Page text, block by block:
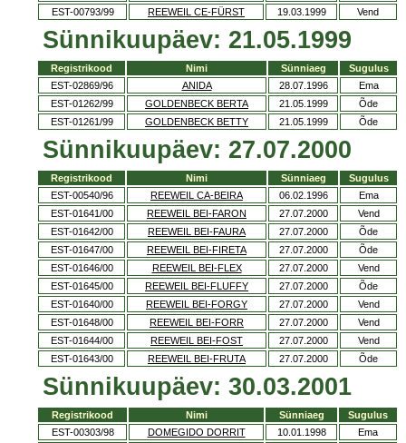
EST-00793/99
REEWEIL CE-FÜRST 19.03.1999 Vend
Sünnikuupäev: 21.05.1999
Registrikood Nimi Sünniaeg
Sugulus
EST-02869/96
ANIDA 28.07.1996
Ema
EST-01262/99
GOLDENBECK BERTA 21.05.1999
Õde
EST-01261/99
GOLDENBECK BETTY 21.05.1999 Õde
Sünnikuupäev: 27.07.2000
Registrikood Nimi Sünniaeg
Sugulus
EST-00540/96
REEWEIL CA-BEIRA 06.02.1996
Ema
EST-01641/00
REEWEIL BEI-FARON 27.07.2000
Vend
EST-01642/00
REEWEIL BEI-FAURA 27.07.2000
Õde
EST-01647/00
REEWEIL BEI-FIRETA 27.07.2000
Õde
EST-01646/00
REEWEIL BEI-FLEX 27.07.2000
Vend
EST-01645/00
REEWEIL BEI-FLUFFY 27.07.2000
Õde
EST-01640/00
REEWEIL BEI-FORGY 27.07.2000
Vend
EST-01648/00
REEWEIL BEI-FORR 27.07.2000
Vend
EST-01644/00
REEWEIL BEI-FOST 27.07.2000
Vend
EST-01643/00
REEWEIL BEI-FRUTA 27.07.2000 Õde
Sünnikuupäev: 30.03.2001
Registrikood Nimi Sünniaeg
Sugulus
EST-00303/98
DOMEGIDO DORRIT 10.01.1998 Ema